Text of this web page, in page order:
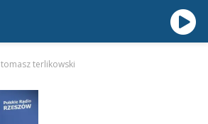
tomasz terlikowski